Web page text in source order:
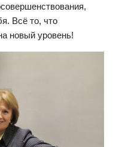
Всё то, что
новый уровень!